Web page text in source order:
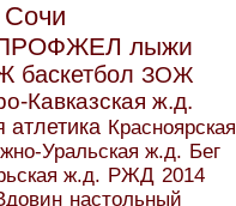
Сочи
лыжи
баскетбол ЗОЖ
Кавказская ж.д.
атлетика Красноярская
Уральская ж.д. Бег
ж.д. РЖД 2014
настольный